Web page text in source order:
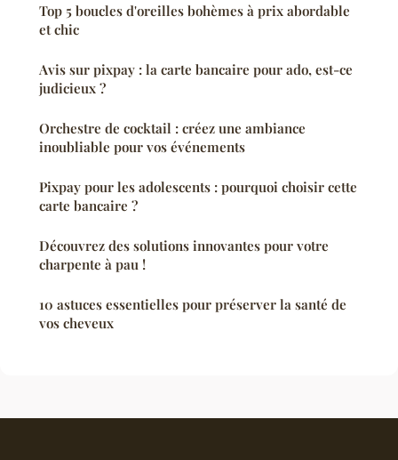
Top 5 boucles d'oreilles bohèmes à prix abordable
et chic
Avis sur pixpay : la carte bancaire pour ado, est-ce
judicieux ?
Orchestre de cocktail : créez une ambiance
inoubliable pour vos événements
Pixpay pour les adolescents : pourquoi choisir cette
carte bancaire ?
Découvrez des solutions innovantes pour votre
charpente à pau !
10 astuces essentielles pour préserver la santé de
vos cheveux